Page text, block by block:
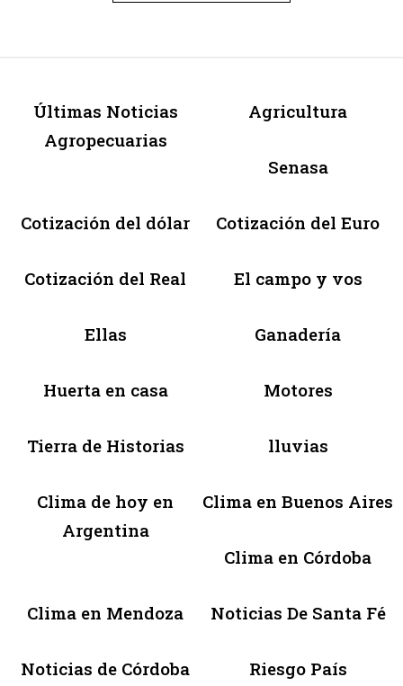
Últimas Noticias
Agropecuarias
Agricultura
Senasa
Cotización del dólar Cotización del Euro
Cotización del Real El campo y vos
Ellas Ganadería
Huerta en casa Motores
Tierra de Historias lluvias
Clima de hoy en
Argentina
Clima en Buenos Aires
Clima en Córdoba
Clima en Mendoza Noticias De Santa Fé
Noticias de Córdoba Riesgo País